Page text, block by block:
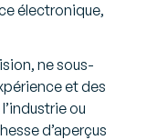
électronique,
ne sous-
et des
ou
d’aperçus